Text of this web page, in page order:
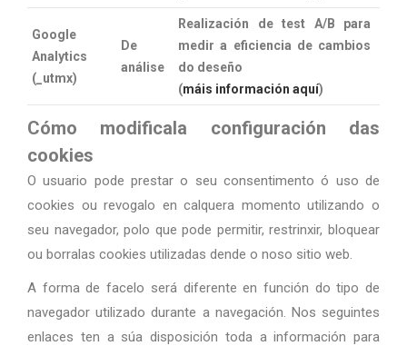
Google
Analytics
(_utmx)
De
análise
Realización de test A/B para
medir a eficiencia de cambios
do deseño
(máis información aquí)
Cómo modificala configuración das
cookies
O usuario pode prestar o seu consentimento ó uso de
cookies ou revogalo en calquera momento utilizando o
seu navegador, polo que pode permitir, restrinxir, bloquear
ou borralas cookies utilizadas dende o noso sitio web.
A forma de facelo será diferente en función do tipo de
navegador utilizado durante a navegación. Nos seguintes
enlaces ten a súa disposición toda a información para